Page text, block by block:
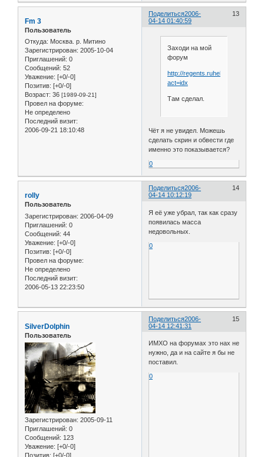
Поделиться 13
2006-
04-14 01:40:59
Fm 3
Пользователь
Откуда: Москва. р. Митино
Зарегистрирован: 2005-10-04
Приглашений: 0
Сообщений: 52
Уважение: [+0/-0]
Позитив: [+0/-0]
Возраст: 36 [1989-09-21]
Провел на форуме:
Не определено
Последний визит:
2006-09-21 18:10:48
Заходи на мой
форум
http://regents.ruhelp.com/
act=idx
Там сделал.
Чёт я не увидел. Можешь
сделать скрин и обвести где
именно это показывается?
0
Поделиться 14
2006-
04-14 10:12:19
rolly
Пользователь
Зарегистрирован: 2006-04-09
Приглашений: 0
Сообщений: 44
Уважение: [+0/-0]
Позитив: [+0/-0]
Провел на форуме:
Не определено
Последний визит:
2006-05-13 22:23:50
Я её уже убрал, так как сразу
появилась масса
недовольных.
0
Поделиться 15
2006-
04-14 12:41:31
SilverDolphin
Пользователь
Зарегистрирован: 2005-09-11
Приглашений: 0
Сообщений: 123
Уважение: [+0/-0]
Позитив: [+0/-0]
ИМХО на форумах это нах не
нужно, да и на сайте я бы не
поставил.
0